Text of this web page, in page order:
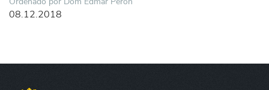
08.12.2018